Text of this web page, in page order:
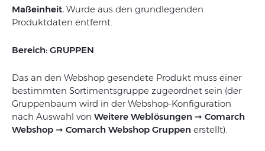
Maßeinheit. Wurde aus den grundlegenden
Produktdaten entfernt.
Bereich: GRUPPEN
Das an den Webshop gesendete Produkt muss einer
bestimmten Sortimentsgruppe zugeordnet sein (der
Gruppenbaum wird in der Webshop-Konfiguration
nach Auswahl von Weitere Weblösungen ➞ Comarch
Webshop ➞ Comarch Webshop Gruppen erstellt).